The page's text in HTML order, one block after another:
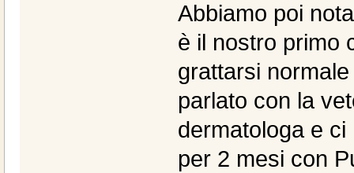
Abbiamo poi
è il nostro primo
grattarsi
parlato con la
dermatologa e
per 2 mesi con